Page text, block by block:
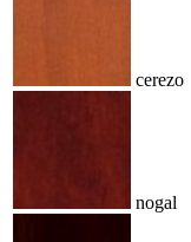
cerezo
nogal